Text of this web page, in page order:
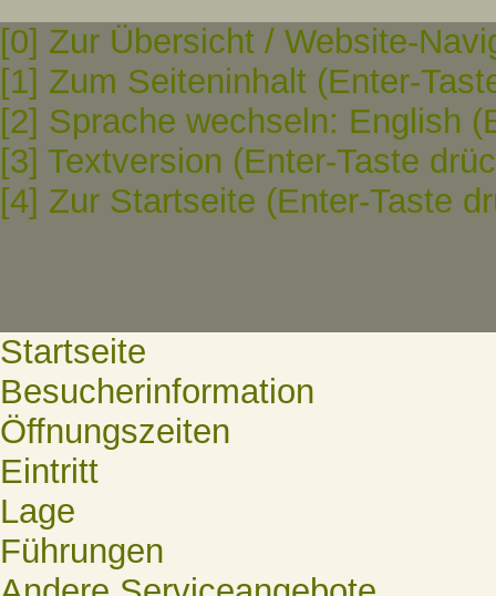
[0] Zur Übersicht / Website-
[1] Zum Seiteninhalt (Enter-
[2] Sprache wechseln: English
[3] Textversion (Enter-Taste
[4] Zur Startseite (Enter-Taste
Startseite
Besucherinformation
Öffnungszeiten
Eintritt
Lage
Führungen